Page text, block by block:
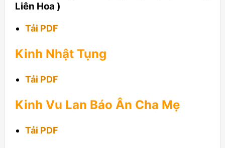
Liên Hoa )
Tải PDF
Kinh Nhật Tụng
Tải PDF
Kinh Vu Lan Báo Ân Cha Mẹ
Tải PDF